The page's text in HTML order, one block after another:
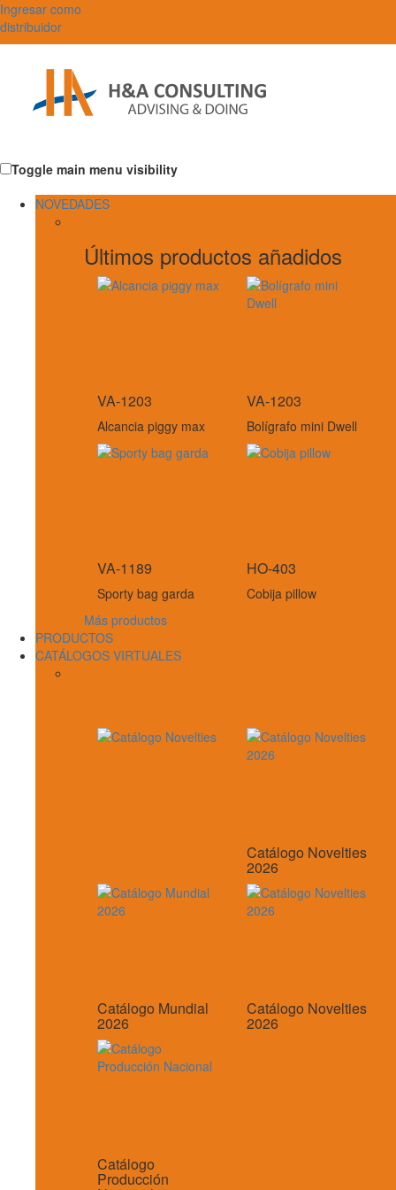
Ingresar como
distribuidor
Toggle main menu visibility
NOVEDADES
Últimos productos añadidos
VA-1203
Alcancia piggy max
VA-1203
Bolígrafo mini Dwell
VA-1189
Sporty bag garda
HO-403
Cobija pillow
Más productos
PRODUCTOS
CATÁLOGOS VIRTUALES
Catálogo Novelties
2026
Catálogo Mundial
2026
Catálogo Novelties
2026
Catálogo
Producción